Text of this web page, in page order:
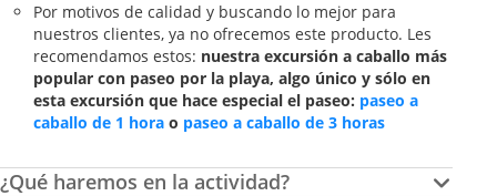
Por motivos de calidad y buscando lo mejor para
nuestros clientes, ya no ofrecemos este producto. Les
recomendamos estos: nuestra excursión a caballo más
popular con paseo por la playa, algo único y sólo en
esta excursión que hace especial el paseo: paseo a
caballo de 1 hora o paseo a caballo de 3 horas
¿Qué haremos en la actividad?